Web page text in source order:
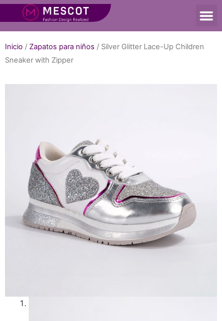
Inicio / Zapatos para niños / Silver Glitter Lace-Up Children
Sneaker with Zipper